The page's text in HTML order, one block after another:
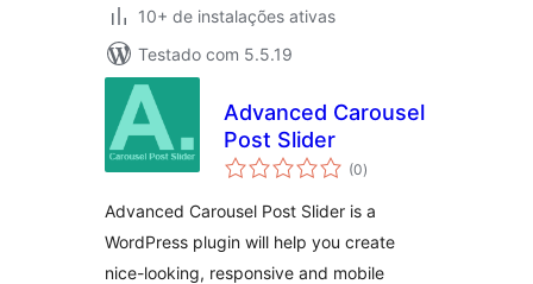
10+ de instalações ativas
Testado com 5.5.19
Advanced Carousel
Post Slider
(0total
de
)
Advanced Carousel Post Slider is a
WordPress plugin will help you create
nice-looking, responsive and mobile